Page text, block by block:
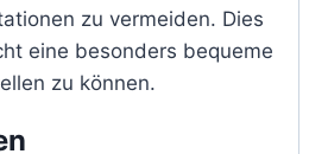
zu vermeiden. Dies
eine besonders bequeme
zu können.